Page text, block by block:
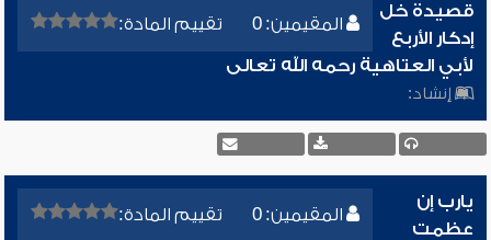
المقيمين: 0 تقييم المادة:
قصيدة خل
إدكار الأربع
لأبي العتاهية رحمه الله تعالى
إنشاد:
المقيمين: 0 تقييم المادة:
يارب إن
عظمت